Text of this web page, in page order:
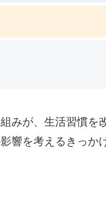
みが、生活習慣を
響を考えるきっか